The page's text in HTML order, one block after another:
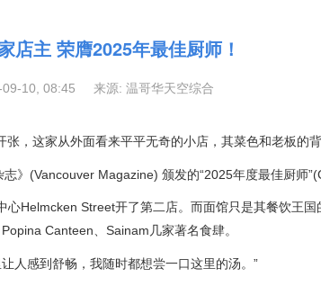
店主 荣膺2025年最佳厨师！
09-10, 08:45 来源: 温哥华天空综合
张，这家从外面看来平平无奇的小店，其菜色和老板的背
志》(Vancouver Magazine) 颁发的“2025年度最佳厨师
Helmcken Street开了第二店。而面馆只是其餐饮王
Canteen、Sainam几家著名食肆。
人感到舒畅，我随时都想尝一口这里的汤。”